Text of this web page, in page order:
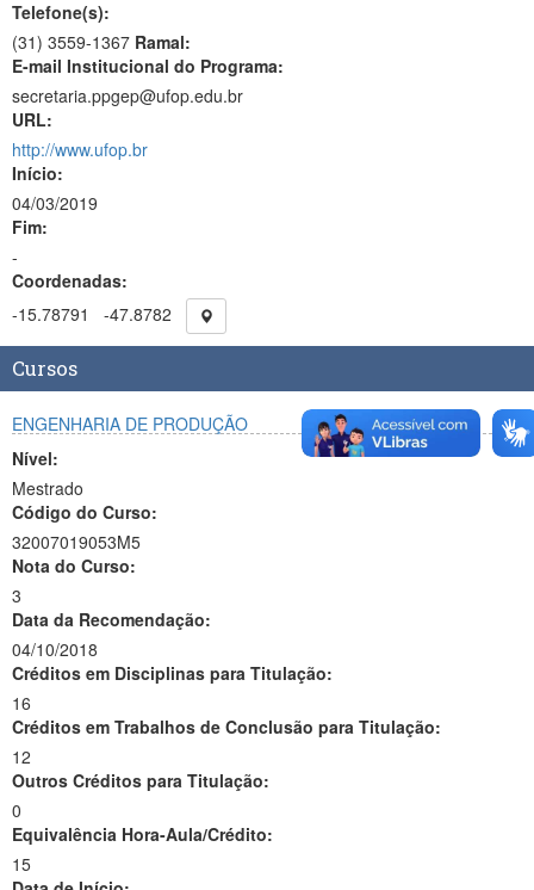
Telefone(s):
(31) 3559-1367 Ramal:
E-mail Institucional do Programa:
secretaria.ppgep@ufop.edu.br
URL:
http://www.ufop.br
Início:
04/03/2019
Fim:
-
Coordenadas:
-15.78791
-47.8782
Cursos
ENGENHARIA DE PRODUÇÃO
Nível:
Mestrado
Código do Curso:
32007019053M5
Nota do Curso:
3
Data da Recomendação:
04/10/2018
Créditos em Disciplinas para Titulação:
16
Créditos em Trabalhos de Conclusão para Titulação:
12
Outros Créditos para Titulação:
0
Equivalência Hora-Aula/Crédito:
15